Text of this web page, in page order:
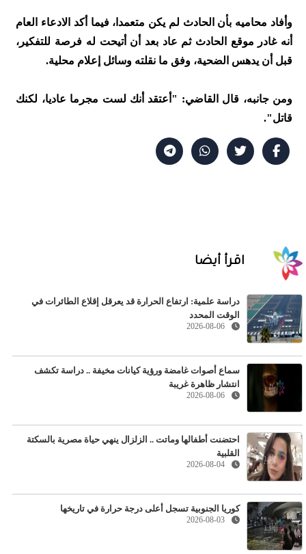
وأفاد محاميه بأن الحادث لم يكن متعمدا، فيما أكد الادعاء العام
أنه غادر موقع الحادث ثم عاد بعد أن أتيحت له فرصة للتفكير،
قبل أن يدهس الضحية، وفق ما نقلته وسائل إعلام محلية.
ومن جانبه، قال القاضي: "أعتقد أنك لست مجرما عاديا، لكنك
قاتل".
اقرأ أيضا
دراسة علمية: ارتفاع الحرارة قد يعرقل إقلاع الطائرات في
الوقت المحدد
2026-08-06
سماع أصوات غامضة ورؤية كيانات مخيفة .. دراسة تكشف
انتشار ظاهرة غريبة
2026-08-06
احتضنت أطفالها وماتت .. الزلزال ينهي حياة مصرية بالسكتة
القلبية
2026-08-04
كوريا الجنوبية تسجل أعلى درجة حرارة في تاريخها
2026-08-03